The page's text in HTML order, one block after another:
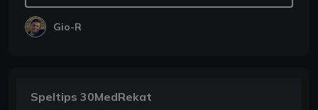
Gio-R
Speltips 30MedRekat